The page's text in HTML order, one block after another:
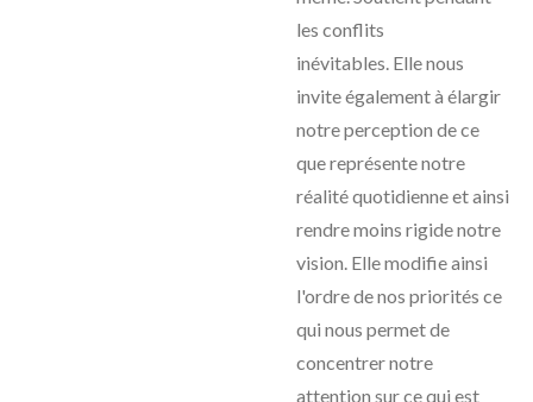
les conflits
inévitables. Elle nous
invite également à élargir
notre perception de ce
que représente notre
réalité quotidienne et ainsi
rendre moins rigide notre
vision. Elle modifie ainsi
l'ordre de nos priorités ce
qui nous permet de
concentrer notre
attention sur ce qui est